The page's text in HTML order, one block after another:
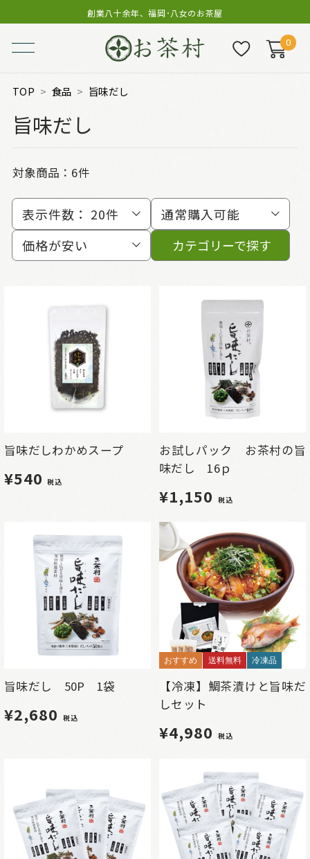
創業八十余年、福岡･八女のお茶屋
0
TOP 食品 旨味だし
旨味だし
対象商品： 6件
表示件数： 20件
通常購入可能
価格が安い
カテゴリーで探す
旨味だしわかめスープ
¥540税込
お試しパック お茶村の旨
味だし 16ｐ
¥1,150 税込
旨味だし 50P 1袋
¥2,680 税込
おすすめ 送料無料 冷凍品
【冷凍】鯛茶漬けと旨味だ
しセット
¥4,980 税込